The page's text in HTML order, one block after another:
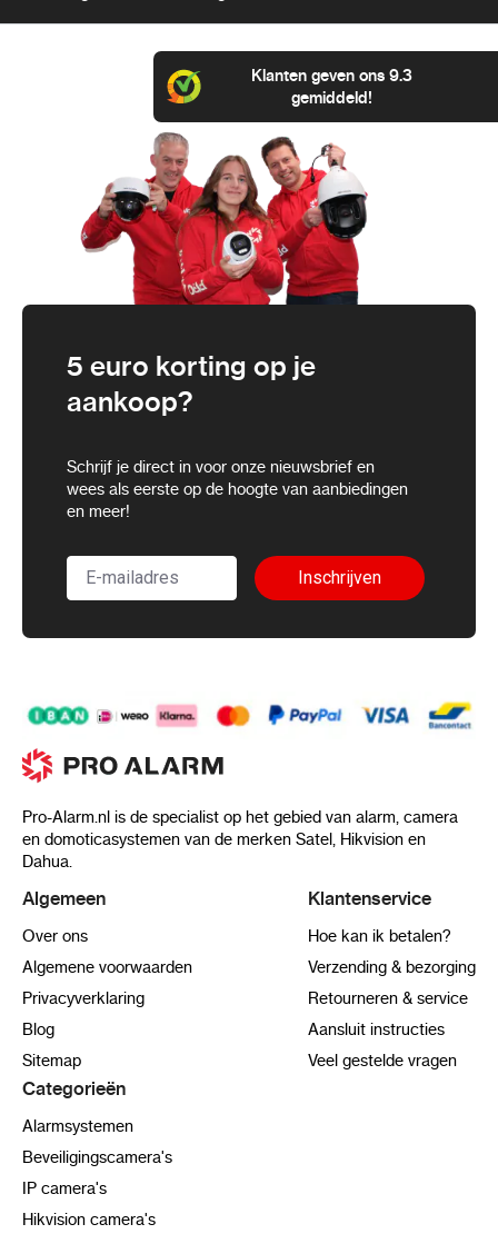
Video-decodering
Meerdere 4K-streams
gelijktijdig
HDMI 4K, VGA
Geen
PoE-budget Geen
Opslag 4× SATA HDD
Max. opslagcapaciteit Tot 20 TB per HDD
Netwerk 2× Gigabit Ethernet
Audio I/O
Alarm I/O Ja
Voeding 100–240V AC
rackmount
5 euro korting op je
aankoop?
Schrijf je direct in voor onze nieuwsbrief en
wees als eerste op de hoogte van aanbiedingen
en meer!
Inschrijven
Pro-Alarm.nl is de specialist op het gebied van alarm, camera
en domoticasystemen van de merken Satel, Hikvision en
Dahua.
Klanten geven ons 9.3
gemiddeld!
Algemeen
Over ons
Algemene voorwaarden
Privacyverklaring
Blog
Sitemap
Klantenservice
Hoe kan ik betalen?
Verzending & bezorging
Retourneren & service
Aansluit instructies
Veel gestelde vragen
Categorieën
Alarmsystemen
Beveiligingscamera's
IP camera's
Hikvision camera's